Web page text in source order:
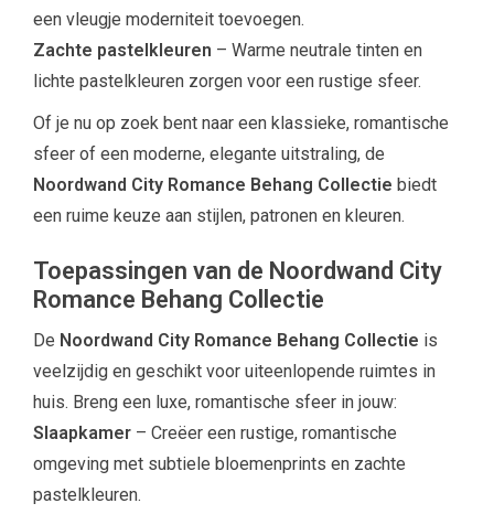
een vleugje moderniteit toevoegen.
Zachte pastelkleuren – Warme neutrale tinten en
lichte pastelkleuren zorgen voor een rustige sfeer.
Of je nu op zoek bent naar een klassieke, romantische
sfeer of een moderne, elegante uitstraling, de
Noordwand City Romance Behang Collectie biedt
een ruime keuze aan stijlen, patronen en kleuren.
Toepassingen van de Noordwand City
Romance Behang Collectie
De Noordwand City Romance Behang Collectie is
veelzijdig en geschikt voor uiteenlopende ruimtes in
huis. Breng een luxe, romantische sfeer in jouw:
Slaapkamer – Creëer een rustige, romantische
omgeving met subtiele bloemenprints en zachte
pastelkleuren.